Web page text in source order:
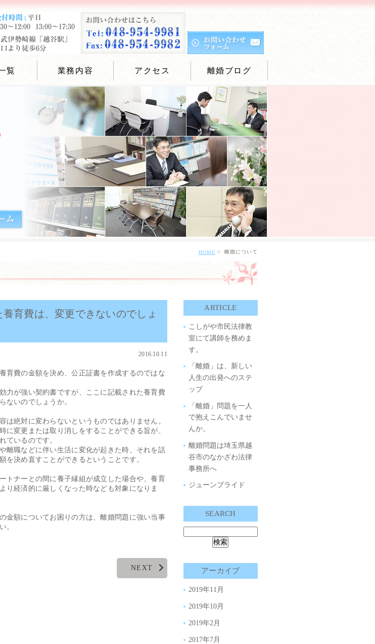
覧 業務内容 アクセス 離婚ブログ
HOME 離婚について
育費は、変更できないのでしょ
2016.10.11
育費の金額を決め、公正証書を作成するのではな
力が強い契約書ですが、ここに記載された養育費
ないのでしょうか。
は絶対に変わらないというものではありません。
に変更または取り消しをすることができる旨が、
ているのです。
離職などに伴い生活に変化が起きた時、それを話
を決め直すことができるということです。
トナーとの間に養子縁組が成立した場合や、養育
り経済的に厳しくなった時なども対象になりま
金額についてお困りの方は、離婚問題に強い当事
。
NEXT
ARTICLE
こしがや市民法律教
室にて講師を務めま
す。
「離婚」は、新しい
人生の出発へのステ
ップ
「離婚」問題を一人
で抱えこんでいませ
んか。
離婚問題は埼玉県越
谷市のなかざわ法律
事務所へ
ジューンブライド
SEARCH
アーカイブ
2019年11月
2019年10月
2019年2月
2017年7月